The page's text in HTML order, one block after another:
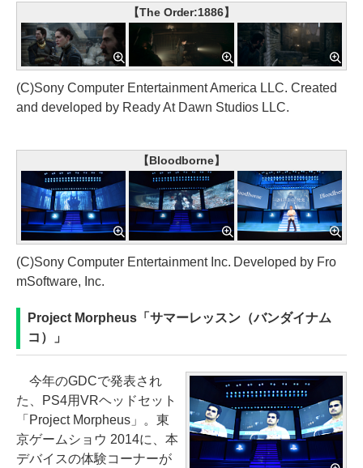
【The Order:1886】
(C)Sony Computer Entertainment America LLC. Created
and developed by Ready At Dawn Studios LLC.
【Bloodborne】
(C)Sony Computer Entertainment Inc. Developed by Fro
mSoftware, Inc.
Project Morpheus「サマーレッスン（バンダイナム
コ）」
今年のGDCで発表され
た、PS4用VRヘッドセット
「Project Morpheus」。東
京ゲームショウ 2014に、本
デバイスの体験コーナーが